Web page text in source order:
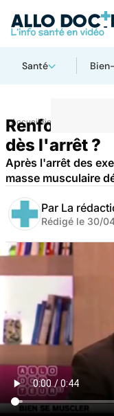
Santé
AccueilBien-être
dès l'arrêt ?
Après l'arrêt des
masse musculaire
Par La
Rédigé le 30/